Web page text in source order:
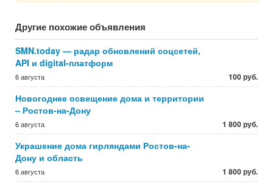
Другие похожие объявления
SMN.today — радар обновлений соцсетей,
API и digital-платформ
6 августа 100 руб.
Новогоднее освещение дома и территории
– Ростов-на-Дону
6 августа 1 800 руб.
Украшение дома гирляндами Ростов-на-
Дону и область
6 августа 1 800 руб.